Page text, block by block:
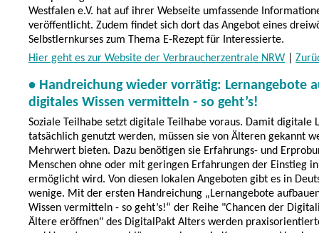
Westfalen e.V. hat auf ihrer Webseite umfassende
veröffentlicht. Zudem findet sich dort das Angebot eines
Selbstlernkurses zum Thema E-Rezept für Interessierte.
Hier geht es zur Website der Verbraucherzentrale NRW
• Handreichung wieder vorrätig: Lernangebote
digitales Wissen vermitteln - so geht’s!
Soziale Teilhabe setzt digitale Teilhabe voraus. Damit digitale
tatsächlich genutzt werden, müssen sie von Älteren gekannt
Mehrwert bieten. Dazu benötigen sie Erfahrungs- und
Menschen ohne oder mit geringen Erfahrungen der Einstieg
ermöglicht wird. Von diesen lokalen Angeboten gibt es in
wenige. Mit der ersten Handreichung „Lernangebote
Wissen vermitteln - so geht’s!“ der Reihe "Chancen der
Ältere eröffnen" des DigitalPakt Alters werden